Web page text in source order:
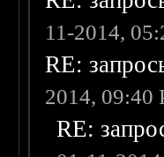
11-2014,
RE:
2014, 09:40
RE: